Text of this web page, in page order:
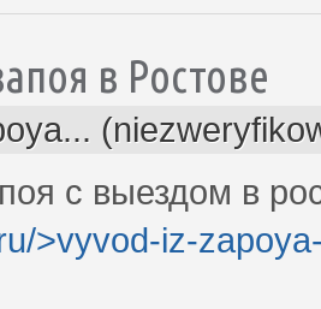
в Ростове
с выездом в
>vyvod-iz-